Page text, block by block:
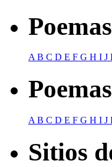
AB C D E F G H I J
A B C D E F G H I J
Sitios